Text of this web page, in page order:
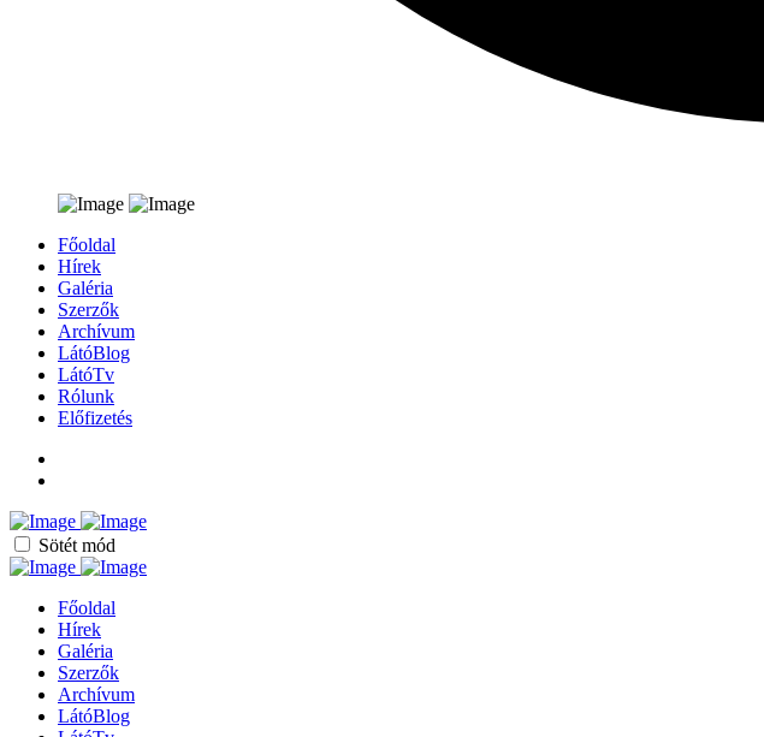
Főoldal
Hírek
Galéria
Szerzők
Archívum
LátóBlog
LátóTv
Rólunk
Előfizetés
Sötét mód
Főoldal
Hírek
Galéria
Szerzők
Archívum
LátóBlog